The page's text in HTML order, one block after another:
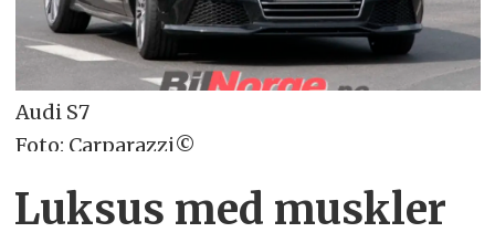
Audi S7
Foto: Carparazzi©
Luksus med muskler